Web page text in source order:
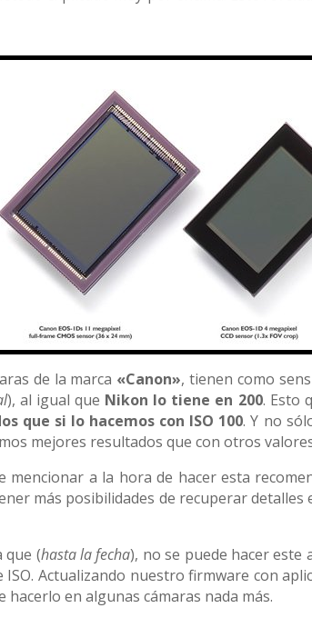
de la marca «Canon», tienen como
), al igual que Nikon lo tiene en 200. Esto
que si lo hacemos con ISO 100. Y no
mejores resultados que con otros
mencionar a la hora de hacer esta
más posibilidades de recuperar detalles
que (hasta la fecha), no se puede hacer este
Actualizando nuestro firmware con
en algunas cámaras nada más.